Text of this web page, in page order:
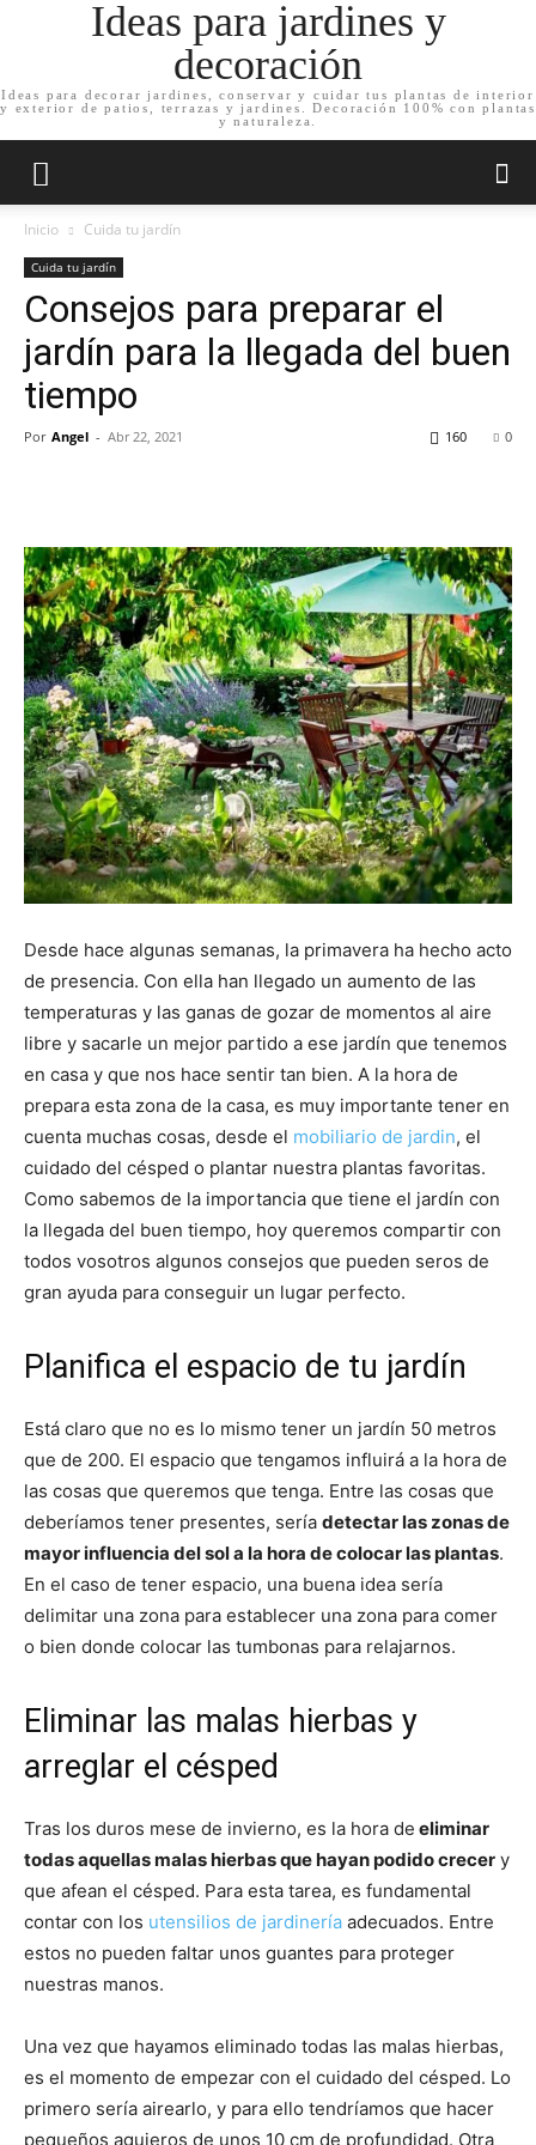
Ideas para jardines y
decoración
Ideas para decorar jardines, conservar y cuidar tus plantas de interior
y exterior de patios, terrazas y jardines. Decoración 100% con plantas
y naturaleza.
Inicio Cuida tu jardín
Cuida tu jardín
Consejos para preparar el
jardín para la llegada del buen
tiempo
Por Angel - Abr 22, 2021 0
160
Desde hace algunas semanas, la primavera ha hecho acto
de presencia. Con ella han llegado un aumento de las
temperaturas y las ganas de gozar de momentos al aire
libre y sacarle un mejor partido a ese jardín que tenemos
en casa y que nos hace sentir tan bien. A la hora de
prepara esta zona de la casa, es muy importante tener en
cuenta muchas cosas, desde el mobiliario de jardin, el
cuidado del césped o plantar nuestra plantas favoritas.
Como sabemos de la importancia que tiene el jardín con
la llegada del buen tiempo, hoy queremos compartir con
todos vosotros algunos consejos que pueden seros de
gran ayuda para conseguir un lugar perfecto.
Planifica el espacio de tu jardín
Está claro que no es lo mismo tener un jardín 50 metros
que de 200. El espacio que tengamos influirá a la hora de
las cosas que queremos que tenga. Entre las cosas que
deberíamos tener presentes, sería detectar las zonas de
mayor influencia del sol a la hora de colocar las plantas.
En el caso de tener espacio, una buena idea sería
delimitar una zona para establecer una zona para comer
o bien donde colocar las tumbonas para relajarnos.
Eliminar las malas hierbas y
arreglar el césped
Tras los duros mese de invierno, es la hora de eliminar
todas aquellas malas hierbas que hayan podido crecer y
que afean el césped. Para esta tarea, es fundamental
contar con los utensilios de jardinería adecuados. Entre
estos no pueden faltar unos guantes para proteger
nuestras manos.
Una vez que hayamos eliminado todas las malas hierbas,
es el momento de empezar con el cuidado del césped. Lo
primero sería airearlo, y para ello tendríamos que hacer
pequeños agujeros de unos 10 cm de profundidad. Otra